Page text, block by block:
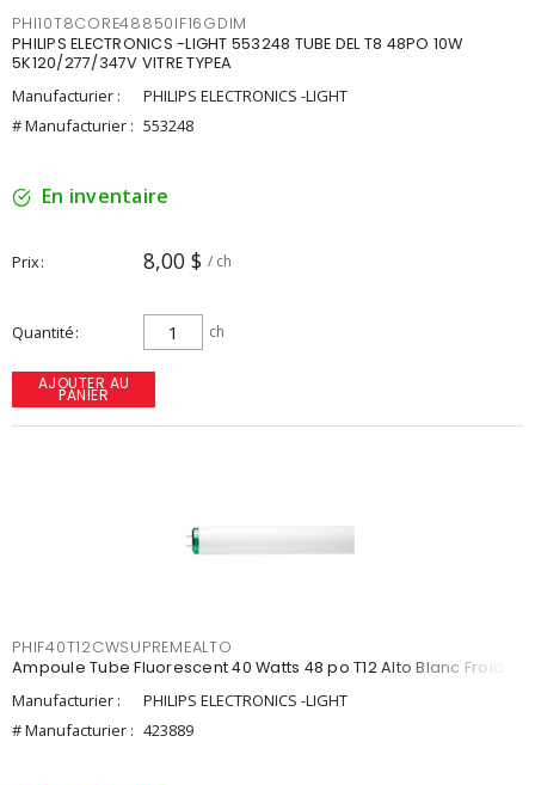
PHI10T8CORE48850IF16GDIM
PHILIPS ELECTRONICS -LIGHT 553248 TUBE DEL T8 48PO 10W
5K120/277/347V VITRE TYPEA
Manufacturier :
PHILIPS ELECTRONICS -LIGHT
# Manufacturier : 553248
En inventaire
Prix 8,00 $ / ch
Quantité ch
AJOUTER AU
PANIER
PHIF40T12CWSUPREMEALTO
Ampoule Tube Fluorescent 40 Watts 48 po T12 Alto Blanc Froid
Manufacturier :
PHILIPS ELECTRONICS -LIGHT
# Manufacturier : 423889